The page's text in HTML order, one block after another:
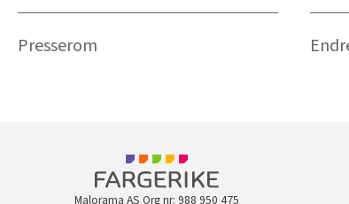
Presserom
Malorama AS Org nr: 988 950 475